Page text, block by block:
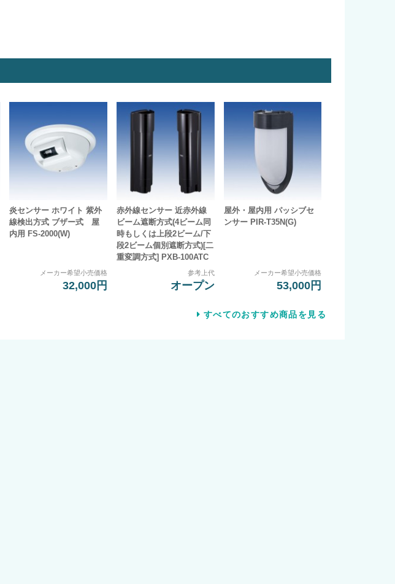
炎センサー ホワイト 紫外
線検出方式 ブザー式 屋
内用 FS-2000(W)
メーカー希望小売価格
32,000円
赤外線センサー 近赤外線
ビーム遮断方式(4ビーム同
時もしくは上段2ビーム/下
段2ビーム個別遮断方式)[二
重変調方式] PXB-100ATC
参考上代
オープン
屋外・屋内用 パッシブセ
ンサー PIR-T35N(G)
メーカー希望小売価格
53,000円
すべてのおすすめ商品を見る